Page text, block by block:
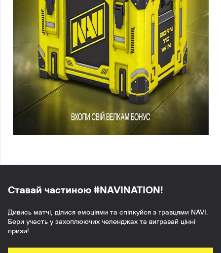
Ставай частиною #NAVINATION!
Дивись матчі, ділися емоціями та спілкуйся з гравцями NAVI.
Бери участь у захоплюючих челенджах та вигравай цінні
призи!